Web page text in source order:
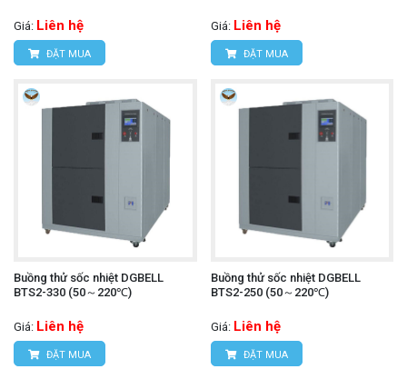
Giá: Liên hệ
ĐẶT MUA
Giá: Liên hệ
ĐẶT MUA
Buồng thử sốc nhiệt DGBELL
BTS2-330 (50～220℃)
Giá: Liên hệ
ĐẶT MUA
Buồng thử sốc nhiệt DGBELL
BTS2-250 (50～220℃)
Giá: Liên hệ
ĐẶT MUA